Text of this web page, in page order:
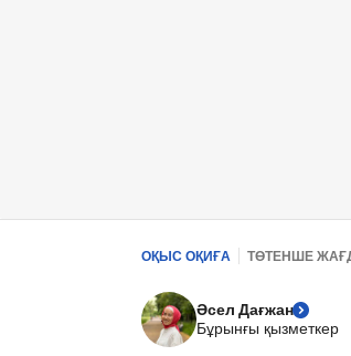
ОҚЫС ОҚИҒА ТӨТЕНШЕ
Әсел Дағжан
Бұрынғы қызметкер